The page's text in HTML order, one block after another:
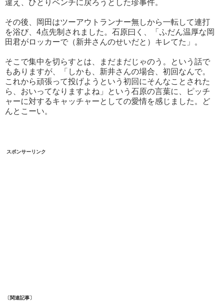
違え、ひとりベンチに戻ろうとした珍事件。
その後、岡田はツーアウトランナー無しから一転して連打
を浴び、4点先制されました。石原曰く、「ふだん温厚な岡
田君がロッカーで（新井さんのせいだと）キレてた」。
そこで集中を切らすとは、まだまだじゃのう。という話で
もありますが、「しかも、新井さんの場合、初回なんで。
これから頑張って投げようという初回にそんなことされた
ら、おいってなりますよね」という石原の言葉に、ピッチ
ャーに対するキャッチャーとしての愛情を感じました。ど
んとこーい。
スポンサーリンク
〔関連記事〕